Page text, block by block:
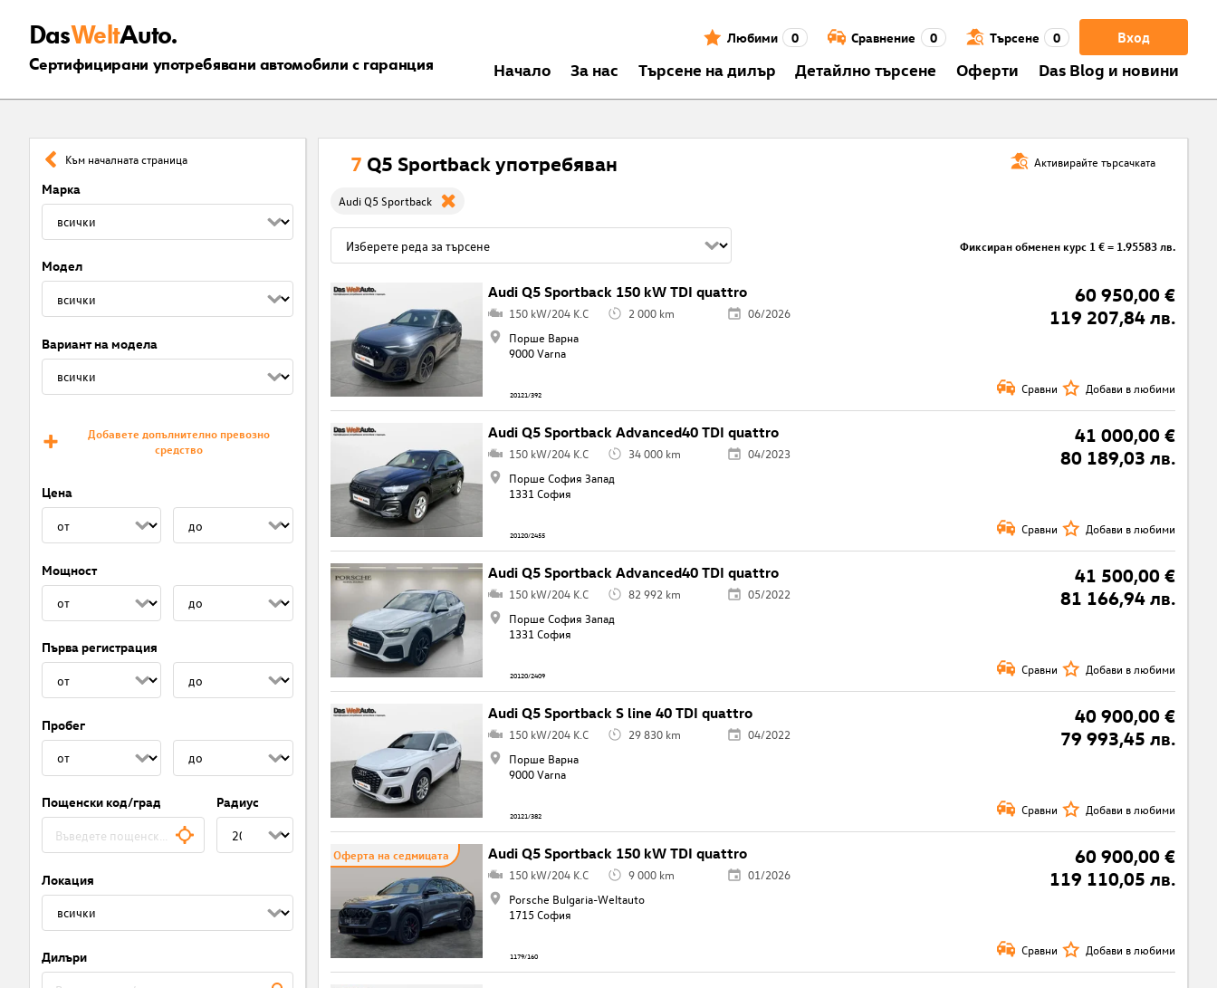
DasWeltAuto.
Сертифицирани употребявани автомобили с гаранция
Вход
Любими 0 Сравнение 0 Търсене 0
Началo За нас Търсене на дилър Детайлно търсене Оферти Das Blog и новини
Към началната страница
Марка
Модел
Вариант на модела
Добавете допълнително превозно
средство
Цена
Мощност
Първа регистрация
Пробег
Пощенски код/град Радиус
Локация
Дилъри
Активирайте търсачката
7 Q5 Sportback употребяван
Audi Q5 Sportback
Фиксиран обменен курс 1 € = 1.95583 лв.
Audi Q5 Sportback 150 kW TDI quattro
60 950,00 €
119 207,84 лв.
150 kW/204 K.C 2 000 km
06/2026
Порше Варна
9000 Varna
20121/392 Сравни Добави в любими
Audi Q5 Sportback Advanced40 TDI quattro
41 000,00 €
80 189,03 лв.
150 kW/204 K.C 34 000 km
04/2023
Порше София Запад
1331 София
20120/2455 Сравни Добави в любими
Audi Q5 Sportback Advanced40 TDI quattro
41 500,00 €
81 166,94 лв.
150 kW/204 K.C 82 992 km
05/2022
Порше София Запад
1331 София
20120/2409 Сравни Добави в любими
Audi Q5 Sportback S line 40 TDI quattro
40 900,00 €
79 993,45 лв.
150 kW/204 K.C 29 830 km
04/2022
Порше Варна
9000 Varna
20121/382 Сравни Добави в любими
Оферта на седмицата Audi Q5 Sportback 150 kW TDI quattro
60 900,00 €
119 110,05 лв.
150 kW/204 K.C 9 000 km
01/2026
Porsche Bulgaria-Weltauto
1715 София
1179/160 Сравни Добави в любими